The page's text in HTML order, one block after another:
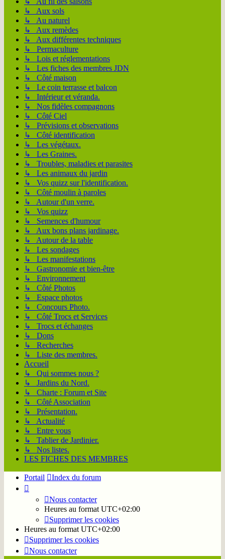
↳ Aux sols
↳ Au naturel
↳ Aux remèdes
↳ Aux différentes techniques
↳ Permaculture
↳ Lois et réglementations
↳ Les fiches des membres JDN
↳ Côté maison
↳ Le coin terrasse et balcon
↳ Intérieur et véranda.
↳ Nos fidèles compagnons
↳ Côté Ciel
↳ Prévisions et observations
↳ Côté identification
↳ Les végétaux.
↳ Les Graines.
↳ Troubles, maladies et parasites
↳ Les animaux du jardin
↳ Vos quizz sur l'identification.
↳ Côté moulin à paroles
↳ Autour d'un verre.
↳ Vos quizz
↳ Semences d'humour
↳ Aux bons plans jardinage.
↳ Autour de la table
↳ Les sondages
↳ Les manifestations
↳ Gastronomie et bien-être
↳ Environnement
↳ Côté Photos
↳ Espace photos
↳ Concours Photo.
↳ Côté Trocs et Services
↳ Trocs et échanges
↳ Dons
↳ Recherches
↳ Liste des membres.
Accueil
↳ Qui sommes nous ?
↳ Jardins du Nord.
↳ Charte : Forum et Site
↳ Côté Association
↳ Présentation.
↳ Actualité
↳ Entre vous
↳ Tablier de Jardinier.
↳ Nos listes.
LES FICHES DES MEMBRES
Portail Index du forum
Nous contacter
Heures au format UTC+02:00
Supprimer les cookies
Heures au format UTC+02:00
Supprimer les cookies
Nous contacter